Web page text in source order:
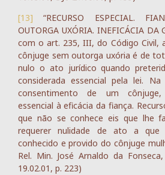
[13] “RECURSO ESPECIAL.
OUTORGA UXÓRIA. INEFICÁCIA
com o art. 235, III, do Código Civil,
cônjuge sem outorga uxória é de
nulo o ato jurídico quando
considerada essencial pela lei.
consentimento de um cônjuge,
essencial à eficácia da fiança.
que não se conhece eis que lhe
requerer nulidade de ato a que
conhecido e provido do cônjuge
Rel. Min. José Arnaldo da
19.02.01, p. 223)